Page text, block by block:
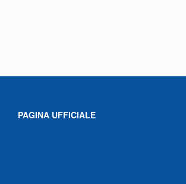
PAGINA UFFICIALE